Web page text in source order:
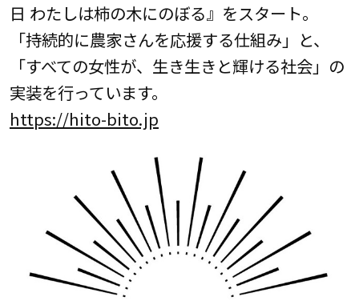
日 わたしは柿の木にのぼる』をスタート。
「持続的に農家さんを応援する仕組み」と、
「すべての女性が、生き生きと輝ける社会」の
実装を行っています。
https://hito-bito.jp